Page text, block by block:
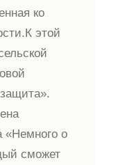
ко
этой
«Немного о
сможет